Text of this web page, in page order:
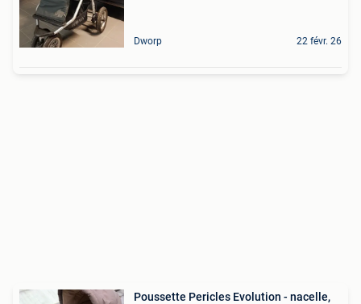
Dworp 22 févr. 26
Poussette Pericles Evolution - nacelle,